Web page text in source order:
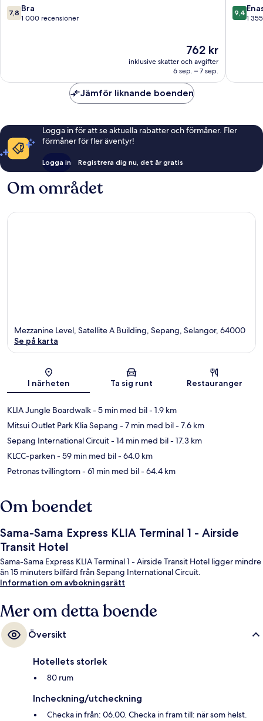
Sepang
7.8
av
7,8 Bra
1 000 recensioner
Priset
är
762 kr
762 kr
inklusive skatter och avgifter
6 sep. – 7 sep.
Airport
Sepang
9.4
av
9,4
1
Jämför liknande boenden
Logga in för att se aktuella rabatter och förmåner. Fler
förmåner för fler äventyr!
Logga in Registrera dig nu, det är gratis
Om området
Karta
Mezzanine Level, Satellite A Building, Sepang, Selangor, 64000
Se på karta
I närheten Ta sig runt Restauranger
KLIA Jungle Boardwalk- 5 min med bil- 1.9 km
Mitsui Outlet Park Klia Sepang - 7 min med bil- 7.6 km
Sepang International Circuit- 14 min med bil- 17.3 km
KLCC-parken- 59 min med bil- 64.0 km
Petronas tvillingtorn- 61 min med bil- 64.4 km
Om boendet
Sama-Sama Express KLIA Terminal 1 - Airside
Transit Hotel
Sama-Sama Express KLIA Terminal 1 - Airside Transit Hotel ligger mindre
än 15 minuters bilfärd från Sepang International Circuit.
Information om avbokningsrätt
Mer om detta boende
Översikt
Hotellets storlek
80 rum
Incheckning/utcheckning
Checka in från: 06.00. Checka in fram till: när som helst.